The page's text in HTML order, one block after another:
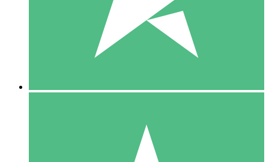
1000
10 Downloaden
20 00